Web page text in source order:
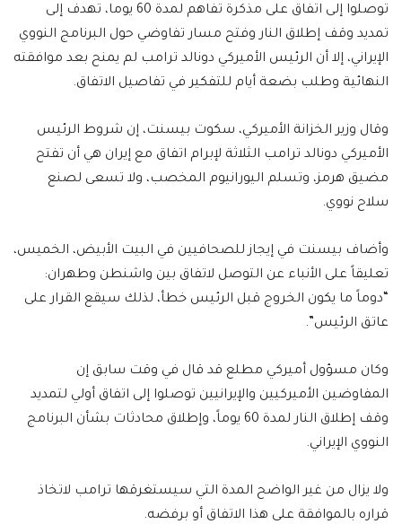
توصلوا إلى اتفاق على مذكرة تفاهم لمدة 60 يوما، تهدف إلى
تمديد وقف إطلاق النار وفتح مسار تفاوضي حول البرنامج النووي
الإيراني، إلا أن الرئيس الأميركي دونالد ترامب لم يمنح بعد موافقته
النهائية وطلب بضعة أيام للتفكير في تفاصيل الاتفاق.
وقال وزير الخزانة الأميركي، سكوت بيسنت، إن شروط الرئيس
الأميركي دونالد ترامب الثلاثة لإبرام اتفاق مع إيران هي أن تفتح
مضيق هرمز، وتسلم اليورانيوم المخصب، ولا تسعى لصنع
سلاح نووي.
وأضاف بيسنت في إيجاز للصحافيين في البيت الأبيض، الخميس،
تعليقاً على الأنباء عن التوصل لاتفاق بين واشنطن وطهران:
“دوماً ما يكون الخروج قبل الرئيس خطأ، لذلك سيقع القرار على
عاتق الرئيس”.
وكان مسؤول أميركي مطلع قد قال في وقت سابق إن
المفاوضين الأميركيين والإيرانيين توصلوا إلى اتفاق أولي لتمديد
وقف إطلاق النار لمدة 60 يوماً، وإطلاق محادثات بشأن البرنامج
النووي الإيراني.
ولا يزال من غير الواضح المدة التي سيستغرقها ترامب لاتخاذ
قراره بالموافقة على هذا الاتفاق أو برفضه.